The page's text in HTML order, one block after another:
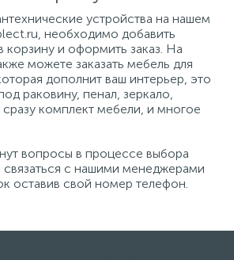
устройства на нашем
необходимо добавить
корзину и оформить заказ. На
можете заказать мебель для
дополнит ваш интерьер, это
раковину, пенал, зеркало,
комплект мебели, и многое
вопросы в процессе выбора
с нашими менеджерами
оставив свой номер телефон.